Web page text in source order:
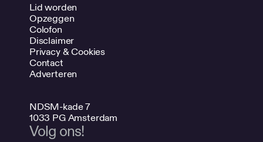
Lid worden
Opzeggen
Colofon
Disclaimer
Privacy & Cookies
Contact
Adverteren
NDSM-kade 7
1033 PG Amsterdam
Volg ons!